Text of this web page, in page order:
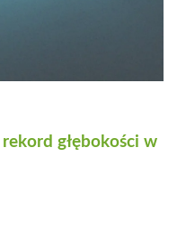
głębokości w